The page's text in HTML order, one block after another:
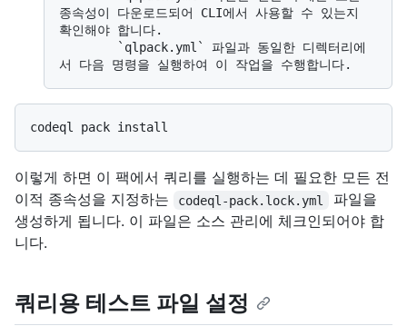
종속성이 다운로드되어 CLI에서 사용할 수 있는지
확인해야 합니다.
이렇게 하면 이 팩에서 쿼리를 실행하는 데 필요한 모든 전
이적 종속성을 지정하는
codeql-pack.lock.yml
파일을
생성하게 됩니다. 이 파일은 소스 관리에 체크인되어야 합
니다.
쿼리용 테스트 파일 설정